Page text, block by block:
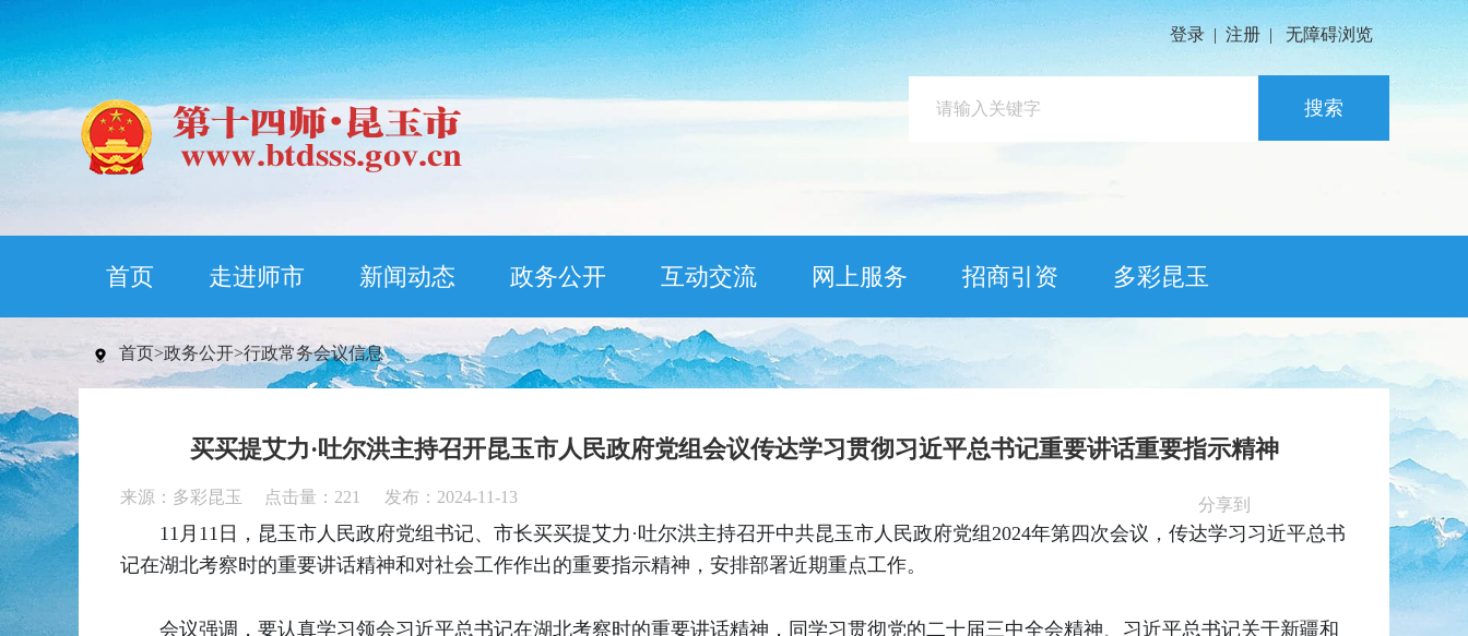
登录 | 注册 | 无障碍浏览
搜索
首页 走进师市 新闻动态 政务公开 互动交流 网上服务 招商引资 多彩昆玉
首页>政务公开>行政常务会议信息
买买提艾力·吐尔洪主持召开昆玉市人民政府党组会议传达学习贯彻习近平总书记重要讲话重要指示精神
来源：多彩昆玉 点击量： 221 发布：2024-11-13 分享到
11月11日，昆玉市人民政府党组书记、市长买买提艾力·吐尔洪主持召开中共昆玉市人民政府党组2024年第四次会议，传达学习习近平总书
记在湖北考察时的重要讲话精神和对社会工作作出的重要指示精神，安排部署近期重点工作。
会议强调，要认真学习领会习近平总书记在湖北考察时的重要讲话精神，同学习贯彻党的二十届三中全会精神、习近平总书记关于新疆和